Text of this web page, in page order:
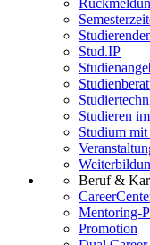
Stud.IP
Studieren
Studium
Beruf &
Mentoring-
Promotion